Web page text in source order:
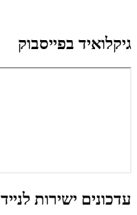
גיקלואיד בפייסבוק
עדכונים ישירות לנייד